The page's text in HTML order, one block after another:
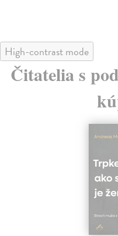
High-contrast mode
Čitatelia s